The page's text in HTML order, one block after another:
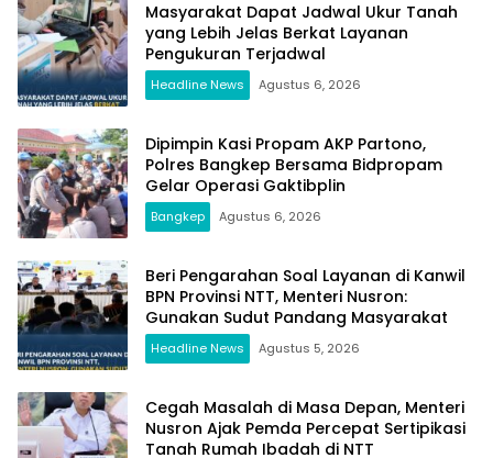
Masyarakat Dapat Jadwal Ukur Tanah
yang Lebih Jelas Berkat Layanan
Pengukuran Terjadwal
Headline News Agustus 6, 2026
Dipimpin Kasi Propam AKP Partono,
Polres Bangkep Bersama Bidpropam
Gelar Operasi Gaktibplin
Bangkep Agustus 6, 2026
Beri Pengarahan Soal Layanan di Kanwil
BPN Provinsi NTT, Menteri Nusron:
Gunakan Sudut Pandang Masyarakat
Headline News Agustus 5, 2026
Cegah Masalah di Masa Depan, Menteri
Nusron Ajak Pemda Percepat Sertipikasi
Tanah Rumah Ibadah di NTT